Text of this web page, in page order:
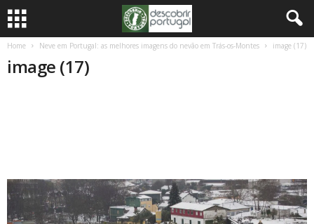
Home Neve em Portugal: as melhores imagens do nevão em Trás-os-Montes image (17)
image (17)